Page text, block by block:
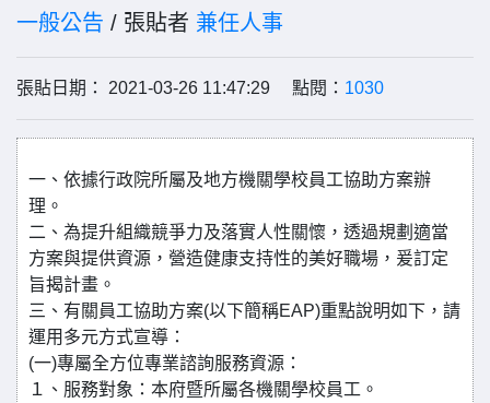
一般公告 / 張貼者 兼任人事
張貼日期： 2021-03-26 11:47:29 點閱： 1030
一、依據行政院所屬及地方機關學校員工協助方案辦
理。
二、為提升組織競爭力及落實人性關懷，透過規劃適當
方案與提供資源，營造健康支持性的美好職場，爰訂定
旨揭計畫。
三、有關員工協助方案(以下簡稱EAP)重點說明如下，請
運用多元方式宣導：
(一)專屬全方位專業諮詢服務資源：
１、服務對象：本府暨所屬各機關學校員工。